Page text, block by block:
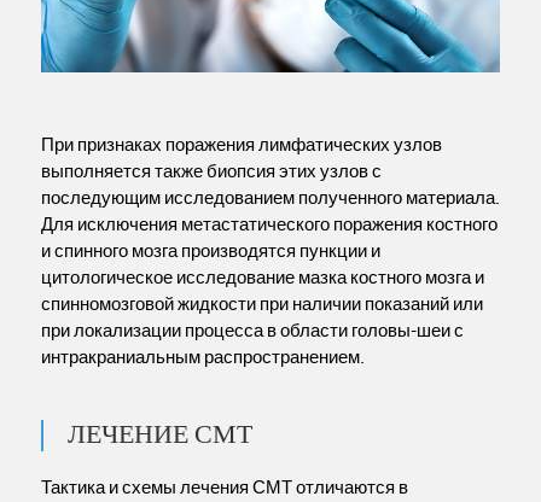
При признаках поражения лимфатических узлов
выполняется также биопсия этих узлов с
последующим исследованием полученного материала.
Для исключения метастатического поражения костного
и спинного мозга производятся пункции и
цитологическое исследование мазка костного мозга и
спинномозговой жидкости при наличии показаний или
при локализации процесса в области головы-шеи с
интракраниальным распространением.
ЛЕЧЕНИЕ СМТ
Тактика и схемы лечения СМТ отличаются в